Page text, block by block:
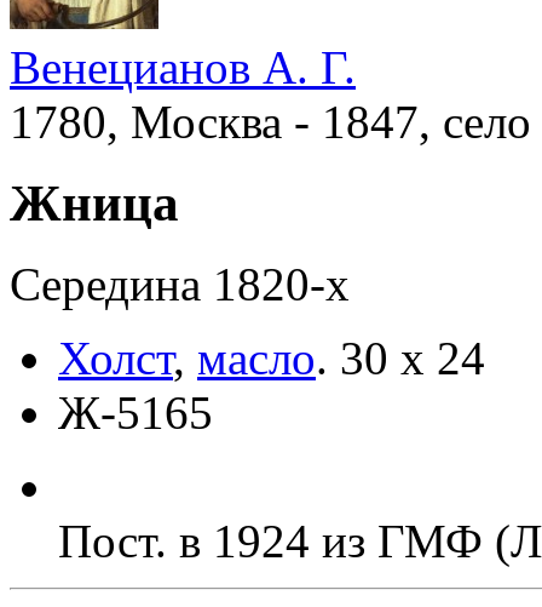
Венецианов А. Г.
1780, Москва - 1847,
Жница
Середина 1820-х
Холст, масло. 30 x 24
Ж-5165
Пост. в 1924 из ГМФ